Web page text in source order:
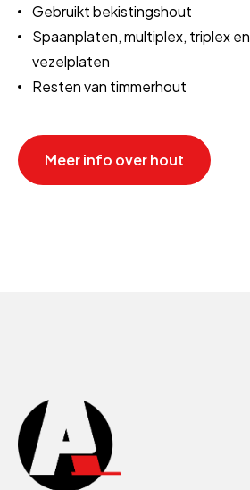
Gebruikt bekistingshout
Spaanplaten, multiplex, triplex en
vezelplaten
Resten van timmerhout
Meer info over hout